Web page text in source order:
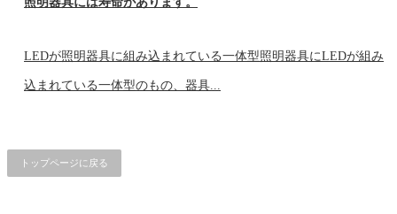
LEDが照明器具に組み込まれている一体型照明器具にLEDが組み
込まれている一体型のもの、器具...
トップページに戻る